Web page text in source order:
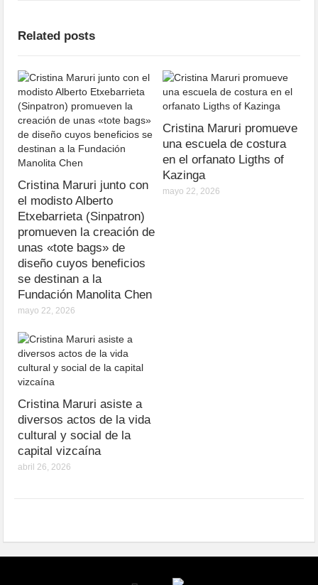
Related posts
Cristina Maruri junto con
el modisto Alberto
Etxebarrieta (Sinpatron)
promueven la creación de
unas «tote bags» de
diseño cuyos beneficios
se destinan a la
Fundación Manolita Chen
mayo 22, 2026
Cristina Maruri promueve
una escuela de costura
en el orfanato Ligths of
Kazinga
mayo 22, 2026
Cristina Maruri asiste a
diversos actos de la vida
cultural y social de la
capital vizcaína
abril 26, 2026